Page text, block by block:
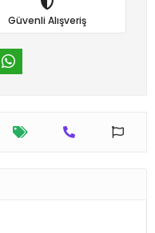
Güvenli Alışveriş